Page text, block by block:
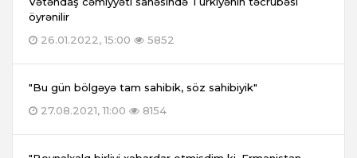
öyrənilir
26.01.2022, 15:00
5852
"Bu gün bölgəyə tam sahibik, söz sahibiyik"
27.08.2021, 11:00
8154